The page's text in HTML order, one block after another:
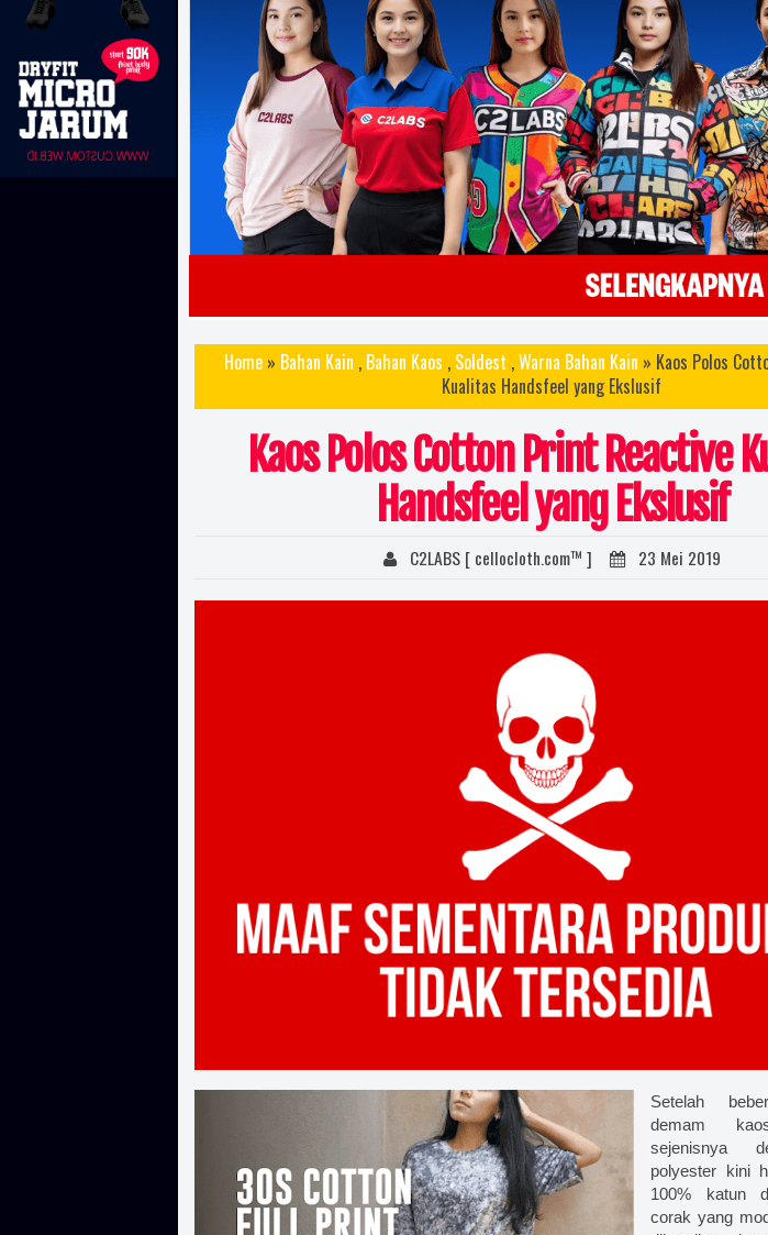
sablon kaos murah jogja, sablon kaos
sablon kaos satuan, sablon kaos satuan
sablon kaos satuan manual kota
jogja, sablon kaos a1, sablon kaos a2,
kaos clothing, sablon kaos artwork,
density, sablon kaos plastisol, sablon
sablon plastisol, sablon plastisol vs
nyablon baju , biaya sablon kaos distro,
satuan, sablon kaos digital, sablon
sablon glow in the dark, harga serbuk
bandung jogja, kaos glow in the dark
glow in the dark jakarta jogja, kaos
surabaya jogja, kaos glow in the dark
souvenir daerah, bordir kemeja
custom tas, waistbag, slingbags,
snapback, topi bordir nama, pesan topi
sablon, sablonkaos , sablon kaos aceh,
sablon kaos jakarta, sablon kaos
surabaya, sablon kaos pekan baru,
pontianak, sablon kaos samarinda,
tanjungpinang , sablon kaos makasar ,
kaos kupang, sablon kaos jambi, sablon
kaos bogor, sablon kaos probolinggo,
madium, sablon kaos sabang , sablonm
kaos balikpapan, sablon kaos
kaos satuan, sablon kaos lusinan.
Home » Bahan Kain , Bahan Kaos , Soldest ,Warna Bahan Kain » Kaos Polos
Kualitas Handsfeel yang Ekslusif
Kaos Polos Cotton Print Reactive
Handsfeel yang Ekslusif
C2LABS [ cellocloth.com™ ] 23 Mei 2019
Setelah
demam
sejenisnya
polyester kini
100% katun
corak yang